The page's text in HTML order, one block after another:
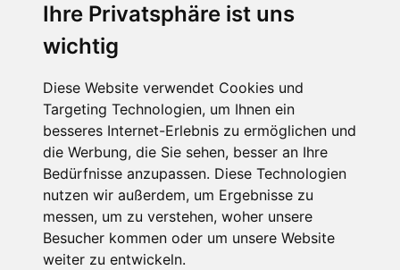
Ihre Privatsphäre ist uns
wichtig
Diese Website verwendet Cookies und
Targeting Technologien, um Ihnen ein
besseres Internet-Erlebnis zu ermöglichen und
die Werbung, die Sie sehen, besser an Ihre
Bedürfnisse anzupassen. Diese Technologien
nutzen wir außerdem, um Ergebnisse zu
messen, um zu verstehen, woher unsere
Besucher kommen oder um unsere Website
weiter zu entwickeln.
CPost.org© 2013-2023 The Celebrity Post.
Terms of Use Privacy | Cookies Policy( Einstellungen ändern
About Us
Advertising
Contact Us